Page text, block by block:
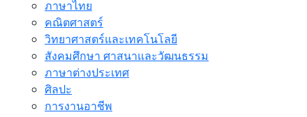
ภาษาไทย
คณิตศาสตร์
วิทยาศาสตร์และเทคโนโลยี
สังคมศึกษา ศาสนาและวัฒนธรรม
ภาษาต่างประเทศ
ศิลปะ
การงานอาชีพ